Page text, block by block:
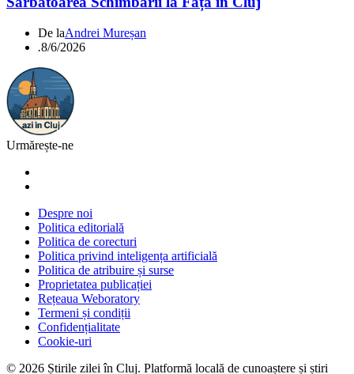
De laAndrei Mureșan
.8/6/2026
Urmărește-ne
Despre noi
Politica editorială
Politica de corecturi
Politica privind inteligența artificială
Politica de atribuire și surse
Proprietatea publicației
Rețeaua Weboratory
Termeni și condiții
Confidențialitate
Cookie-uri
© 2026 Știrile zilei în Cluj. Platformă locală de cunoaștere și știri